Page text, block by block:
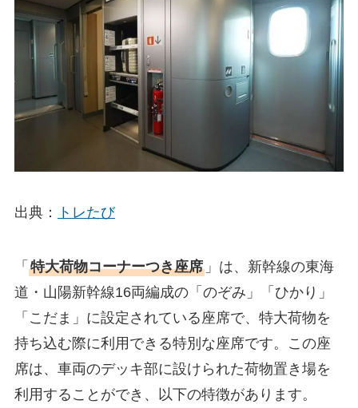
出典： トレたび
「 特大荷物コーナーつき座席」は、新幹線の東海
道・山陽新幹線16両編成の「のぞみ」「ひかり」
「こだま」に設定されている座席で、特大荷物を
持ち込む際に利用できる特別な座席です。この座
席は、車両のデッキ部に設けられた荷物置き場を
利用することができ、以下の特徴があります。